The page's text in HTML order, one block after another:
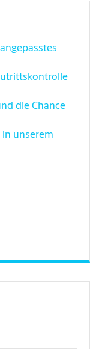
die Chance
unserem